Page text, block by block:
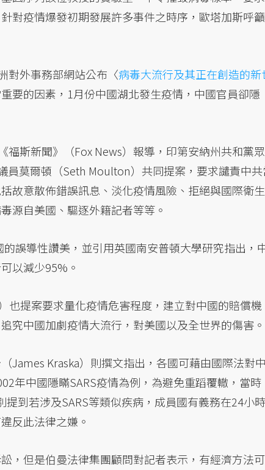
對疫情爆發初期發展許多事件之時序，歐塔加斯呼籲
對外事務部網站公布〈病毒大流行及其正在創造的新
要的因素，1月份中國湖北發生疫情，中國官員卻隱
福斯新聞》（Fox News）報導，印第安納州共和黨眾
員莫爾頓（Seth Moulton）共同提案，要求譴責中共
故意散佈錯誤訊息、淡化疫情風險、拒絕與國際衛生
源自美國、驅逐外籍記者等等。
誤導性讚美，並引用英國南安普頓大學研究指出，
以減少95%。
也提案要求量化疫情危害程度，建立對中國的賠償機
究中國加劇疫情大流行，對美國以及全世界的傷害。
James Kraska）則撰文指出，各國可藉由國際法對中
年中國隱瞞SARS疫情為例，為避免重蹈覆轍，當時
提到若涉及SARS等類似疾病，成員國有義務在24小時
反此法律之嫌。
，但是伯曼法律集團顧問對記者表示，有經濟方法可